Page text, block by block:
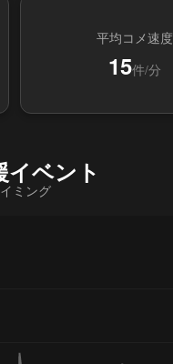
平均コメ速度
15件/分
イベント
ミング